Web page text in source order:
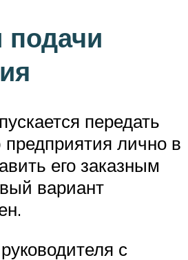
передать
лично в
его заказным
вариант
с